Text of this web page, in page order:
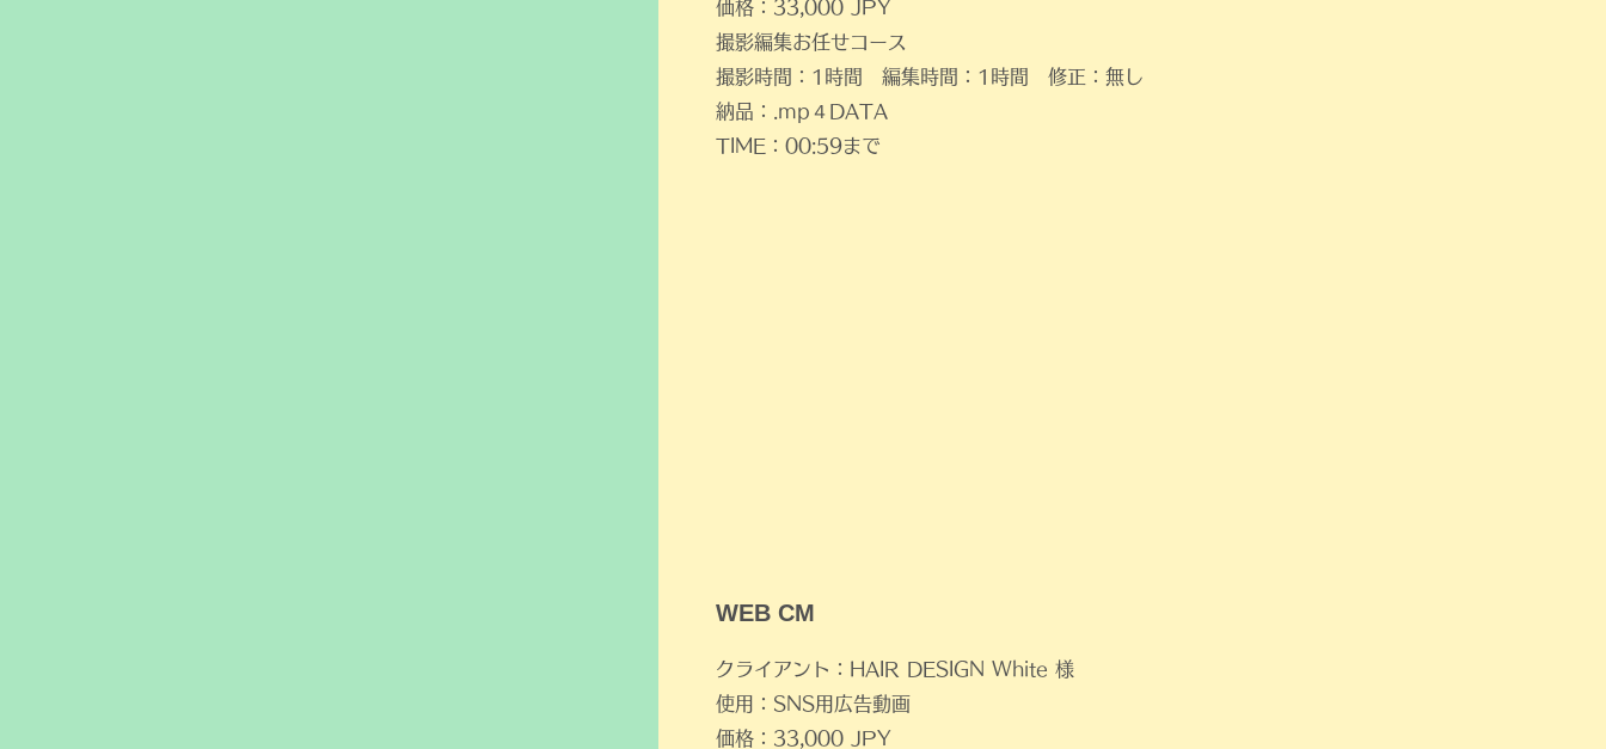
価格：33,000 JPY
​撮影編集お任せコース
​撮影時間：1時間 編集時間：1時間 修正：無し
納品：.mp４DATA
TIME：00:59まで
​WEB CM
クライアント：HAIR DESIGN White 様
使用：SNS用広告動画
価格：33,000 JPY